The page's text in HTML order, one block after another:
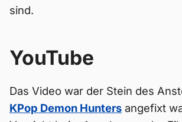
sind.
YouTube
Das Video war der Stein des
KPop Demon Hunters angefixt